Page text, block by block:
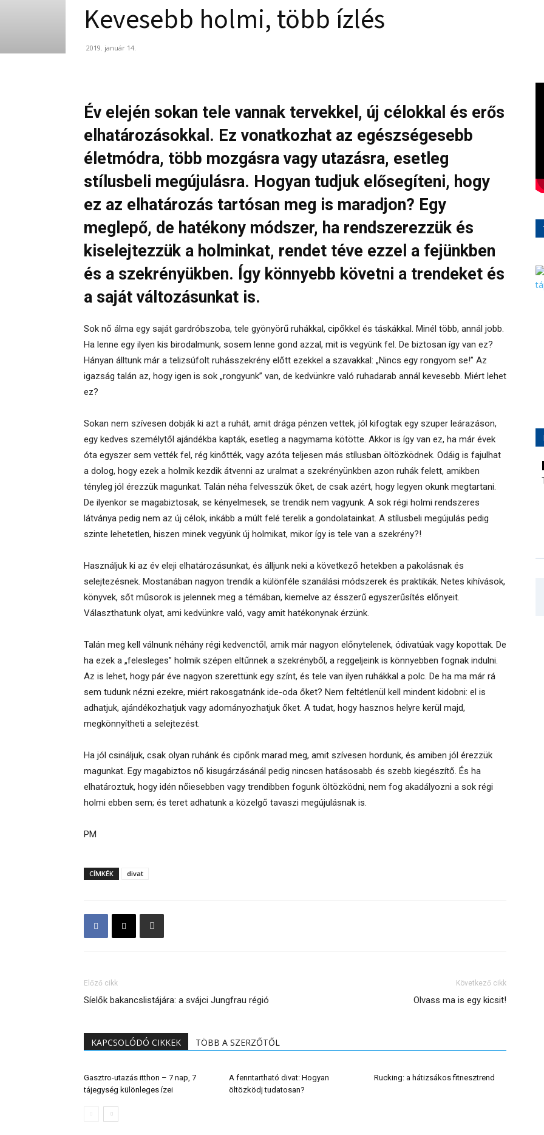
Kevesebb holmi, több ízlés
2019. január 14.
Év elején sokan tele vannak tervekkel, új célokkal és erős
elhatározásokkal. Ez vonatkozhat az egészségesebb
életmódra, több mozgásra vagy utazásra, esetleg
stílusbeli megújulásra. Hogyan tudjuk elősegíteni, hogy
ez az elhatározás tartósan meg is maradjon? Egy
meglepő, de hatékony módszer, ha rendszerezzük és
kiselejtezzük a holminkat, rendet téve ezzel a fejünkben
és a szekrényükben. Így könnyebb követni a trendeket és
a saját változásunkat is.
Sok nő álma egy saját gardróbszoba, tele gyönyörű ruhákkal, cipőkkel és táskákkal. Minél több, annál jobb.
Ha lenne egy ilyen kis birodalmunk, sosem lenne gond azzal, mit is vegyünk fel. De biztosan így van ez?
Hányan álltunk már a telizsúfolt ruhásszekrény előtt ezekkel a szavakkal: „Nincs egy rongyom se!” Az
igazság talán az, hogy igen is sok „rongyunk” van, de kedvünkre való ruhadarab annál kevesebb. Miért lehet
ez?
Sokan nem szívesen dobják ki azt a ruhát, amit drága pénzen vettek, jól kifogtak egy szuper leárazáson,
egy kedves személytől ajándékba kapták, esetleg a nagymama kötötte. Akkor is így van ez, ha már évek
óta egyszer sem vették fel, rég kinőtték, vagy azóta teljesen más stílusban öltözködnek. Odáig is fajulhat
a dolog, hogy ezek a holmik kezdik átvenni az uralmat a szekrényünkben azon ruhák felett, amikben
tényleg jól érezzük magunkat. Talán néha felvesszük őket, de csak azért, hogy legyen okunk megtartani.
De ilyenkor se magabiztosak, se kényelmesek, se trendik nem vagyunk. A sok régi holmi rendszeres
látványa pedig nem az új célok, inkább a múlt felé terelik a gondolatainkat. A stílusbeli megújulás pedig
szinte lehetetlen, hiszen minek vegyünk új holmikat, mikor így is tele van a szekrény?!
Használjuk ki az év eleji elhatározásunkat, és álljunk neki a következő hetekben a pakolásnak és
selejtezésnek. Mostanában nagyon trendik a különféle szanálási módszerek és praktikák. Netes kihívások,
könyvek, sőt műsorok is jelennek meg a témában, kiemelve az ésszerű egyszerűsítés előnyeit.
Választhatunk olyat, ami kedvünkre való, vagy amit hatékonynak érzünk.
Talán meg kell válnunk néhány régi kedvenctől, amik már nagyon előnytelenek, ódivatúak vagy kopottak. De
ha ezek a „felesleges” holmik szépen eltűnnek a szekrényből, a reggeljeink is könnyebben fognak indulni.
Az is lehet, hogy pár éve nagyon szerettünk egy színt, és tele van ilyen ruhákkal a polc. De ha ma már rá
sem tudunk nézni ezekre, miért rakosgatnánk ide-oda őket? Nem feltétlenül kell mindent kidobni: el is
adhatjuk, ajándékozhatjuk vagy adományozhatjuk őket. A tudat, hogy hasznos helyre kerül majd,
megkönnyítheti a selejtezést.
Ha jól csináljuk, csak olyan ruhánk és cipőnk marad meg, amit szívesen hordunk, és amiben jól érezzük
magunkat. Egy magabiztos nő kisugárzásánál pedig nincsen hatásosabb és szebb kiegészítő. És ha
elhatároztuk, hogy idén nőiesebben vagy trendibben fogunk öltözködni, nem fog akadályozni a sok régi
holmi ebben sem; és teret adhatunk a közelgő tavaszi megújulásnak is.
PM
CÍMKÉK divat
Előző cikk
Síelők bakancslistájára: a svájci Jungfrau régió
Következő cikk
Olvass ma is egy kicsit!
KAPCSOLÓDÓ CIKKEK TÖBB A SZERZŐTŐL
Gasztro-utazás itthon – 7 nap, 7
tájegység különleges ízei
A fenntartható divat: Hogyan
öltözködj tudatosan?
Rucking: a hátizsákos fitnesztrend